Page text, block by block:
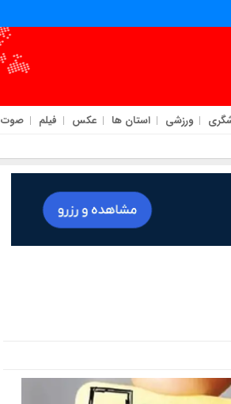
ورزشی استان ها عکس فیلم صوت